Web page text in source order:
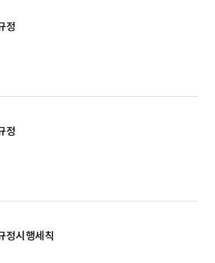
정
정
정시행세칙